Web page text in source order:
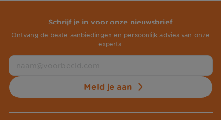
Schrijf je in voor onze nieuwsbrief
Ontvang de beste aanbiedingen en persoonlijk advies van onze
experts.
Meld je aan